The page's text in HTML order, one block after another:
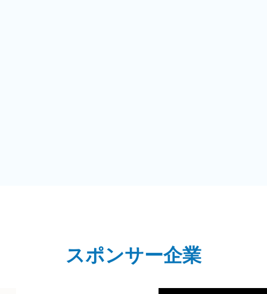
スポンサー企業